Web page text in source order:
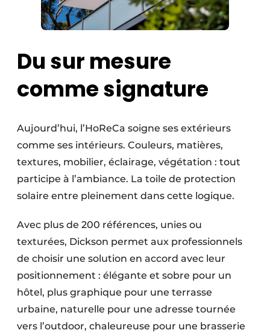
Du sur mesure
comme signature
Aujourd’hui, l’HoReCa soigne ses extérieurs
comme ses intérieurs. Couleurs, matières,
textures, mobilier, éclairage, végétation : tout
participe à l’ambiance. La toile de protection
solaire entre pleinement dans cette logique.
Avec plus de 200 références, unies ou
texturées, Dickson permet aux professionnels
de choisir une solution en accord avec leur
positionnement : élégante et sobre pour un
hôtel, plus graphique pour une terrasse
urbaine, naturelle pour une adresse tournée
vers l’outdoor, chaleureuse pour une brasserie